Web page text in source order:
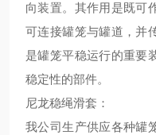
向装置。其作用是既可
可连接罐笼与罐道，并
是罐笼平稳运行的重要
稳定性的部件。
尼龙稳绳滑套：
我公司生产供应各种罐